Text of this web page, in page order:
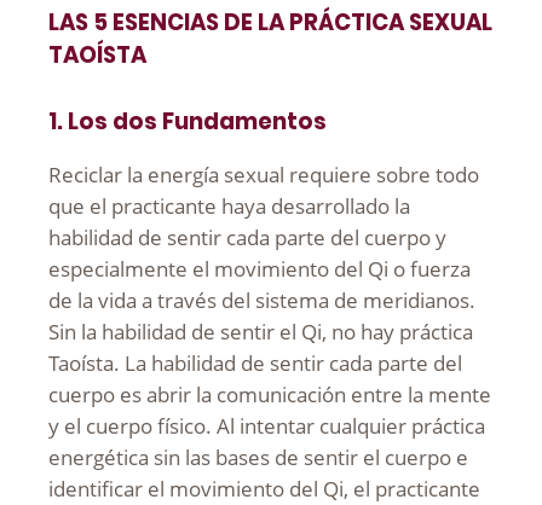
LAS 5 ESENCIAS DE LA PRÁCTICA SEXUAL
TAOÍSTA
1. Los dos Fundamentos
Reciclar la energía sexual requiere sobre todo
que el practicante haya desarrollado la
habilidad de sentir cada parte del cuerpo y
especialmente el movimiento del Qi o fuerza
de la vida a través del sistema de meridianos.
Sin la habilidad de sentir el Qi, no hay práctica
Taoísta. La habilidad de sentir cada parte del
cuerpo es abrir la comunicación entre la mente
y el cuerpo físico. Al intentar cualquier práctica
energética sin las bases de sentir el cuerpo e
identificar el movimiento del Qi, el practicante